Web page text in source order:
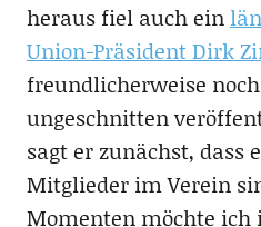
heraus fiel auch ein
Union-Präsident Dirk
freundlicherweise
ungeschnitten
sagt er zunächst, dass
Mitglieder im Verein
Momenten möchte